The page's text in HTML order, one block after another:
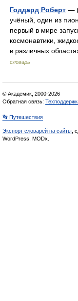
Годдард Роберт —
учёный, один из
первый в мире
космонавтики,
в различных
словарь
© Академик, 2000-2026
Обратная связь:
👣 Путешествия
Экспорт словарей на сайты ,
WordPress, MODx.